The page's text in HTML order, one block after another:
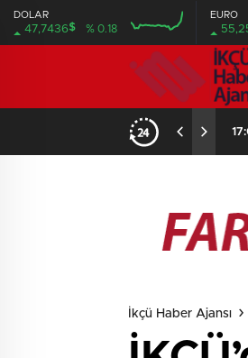
DOLAR
47,7436$ % 0.18
EURO
İkçü Haber Ajansı